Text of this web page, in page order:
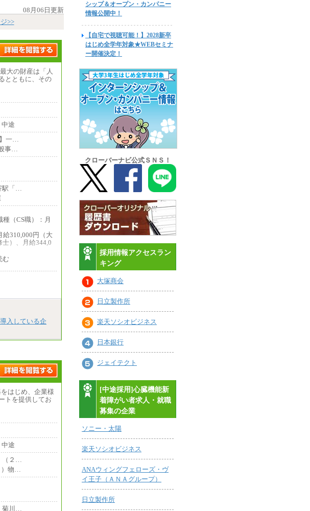
08月06日更新
>>
大の財産は「人
とともに、その
途
一…
事…
「…
種（CS職）：月
給310,000円（大
）、月給344,0
）も給与に変
学院修了者は大
経験者採用の場
験に応じた金額
給300,000円（大
む
入している企
はじめ、企業様
トを提供してお
途
２…
物…
川…
シップ＆オープン・カンパニー
情報公開中！
【自宅で視聴可能！】2028新卒
はじめ全学年対象★WEBセミナ
ー開催決定！
クローバーナビ公式ＳＮＳ！
採用情報アクセスラン
キング
大塚商会
日立製作所
楽天ソシオビジネス
日本銀行
ジェイテクト
[中途採用]心臓機能新
着障がい者求人・就職
募集の企業
ソニー・太陽
楽天ソシオビジネス
ANAウィングフェローズ・ヴ
イ王子（ＡＮＡグループ）
日立製作所